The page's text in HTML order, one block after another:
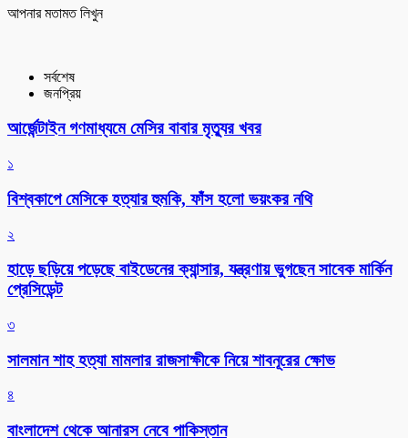
আপনার মতামত লিখুন
সর্বশেষ
জনপ্রিয়
আর্জেন্টাইন গণমাধ্যমে মেসির বাবার মৃত্যুর খবর
১
বিশ্বকাপে মেসিকে হত্যার হুমকি, ফাঁস হলো ভয়ংকর নথি
২
হাড়ে ছড়িয়ে পড়েছে বাইডেনের ক্যান্সার, যন্ত্রণায় ভুগছেন সাবেক মার্কিন
প্রেসিডেন্ট
৩
সালমান শাহ হত্যা মামলার রাজসাক্ষীকে নিয়ে শাবনূরের ক্ষোভ
৪
বাংলাদেশ থেকে আনারস নেবে পাকিস্তান